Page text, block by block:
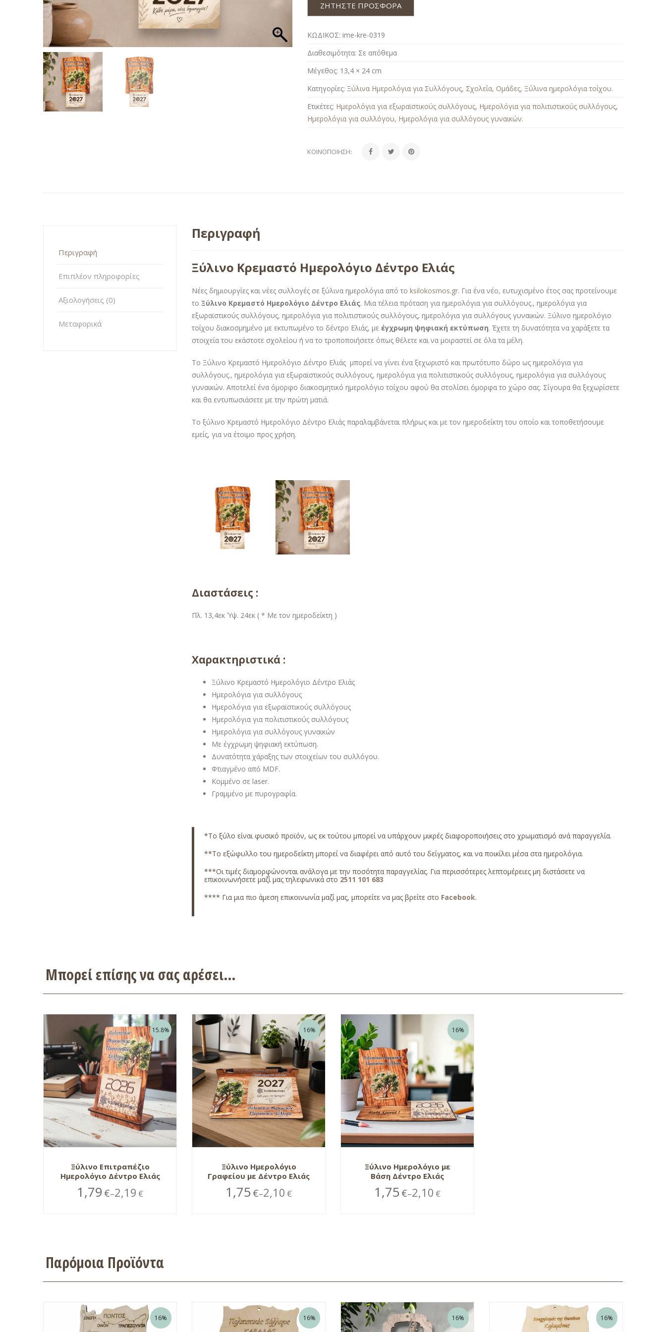
ΖΗΤΗΣΤΕ ΠΡΟΣΦΟΡΑ
ΚΩΔΙΚΟΣ: ime-kre-0319
Διαθεσιμότητα: Σε απόθεμα
Μέγεθος: 13,4 × 24 cm
Κατηγορίες: Ξύλινα Ημερολόγια για Συλλόγους, Σχολεία, Ομάδες, Ξύλινα ημερολόγια τοίχου.
Ετικέτες: Ημερολόγια για εξωραϊστικούς συλλόγους, Ημερολόγια για πολιτιστικούς συλλόγους,
Ημερολόγια για συλλόγου, Ημερολόγια για συλλόγους γυναικών.
ΚΟΙΝΟΠΟΊΗΣΗ:
Περιγραφή
Επιπλέον πληροφορίες
Αξιολογήσεις (0)
Μεταφορικά
Περιγραφή
Ξύλινο Κρεμαστό Ημερολόγιο Δέντρο Ελιάς
Νέες δημιουργίες και νέες συλλογές σε ξύλινα ημερολόγια από το ksilokosmos.gr. Για ένα νέο, ευτυχισμένο έτος σας προτείνουμε
το Ξύλινο Κρεμαστό Ημερολόγιο Δέντρο Ελιάς. Μια τέλεια πρόταση για ημερολόγια για συλλόγους., ημερολόγια για
εξωραϊστικούς συλλόγους, ημερολόγια για πολιτιστικούς συλλόγους, ημερολόγια για συλλόγους γυναικών. Ξύλινο ημερολόγιο
τοίχου διακοσμημένο με εκτυπωμένο το δέντρο Ελιάς, με έγχρωμη ψηφιακή εκτύπωση. Έχετε τη δυνατότητα να χαράξετε τα
στοιχεία του εκάστοτε σχολείου ή να το τροποποιήσετε όπως θέλετε και να μοιραστεί σε όλα τα μέλη.
Το Ξύλινο Κρεμαστό Ημερολόγιο Δέντρο Ελιάς μπορεί να γίνει ένα ξεχωριστό και πρωτότυπο δώρο ως ημερολόγια για
συλλόγους., ημερολόγια για εξωραϊστικούς συλλόγους, ημερολόγια για πολιτιστικούς συλλόγους, ημερολόγια για συλλόγους
γυναικών. Αποτελεί ένα όμορφο διακοσμητικό ημερολόγιο τοίχου αφού θα στολίσει όμορφα το χώρο σας. Σίγουρα θα ξεχωρίσετε
και θα εντυπωσιάσετε με την πρώτη ματιά.
Το ξύλινο Κρεμαστό Ημερολόγιο Δέντρο Ελιάς παραλαμβάνεται πλήρως και με τον ημεροδείκτη του οποίο και τοποθετήσουμε
εμείς, για να έτοιμο προς χρήση.
Διαστάσεις :
Πλ. 13,4εκ Ύψ. 24εκ ( * Με τον ημεροδείκτη )
Χαρακτηριστικά :
Ξύλινο Κρεμαστό Ημερολόγιο Δέντρο Ελιάς
Ημερολόγια για συλλόγους
Ημερολόγια για εξωραϊστικούς συλλόγους
Ημερολόγια για πολιτιστικούς συλλόγους
Ημερολόγια για συλλόγους γυναικών
Με έγχρωμη ψηφιακή εκτύπωση.
Δυνατότητα χάραξης των στοιχείων του συλλόγου.
Φτιαγμένο από MDF.
Κομμένο σε laser.
Γραμμένο με πυρογραφία.
*Το ξύλο είναι φυσικό προϊόν, ως εκ τούτου μπορεί να υπάρχουν μικρές διαφοροποιήσεις στο χρωματισμό ανά παραγγελία.
**Το εξώφυλλο του ημεροδείκτη μπορεί να διαφέρει από αυτό του δείγματος, και να ποικίλει μέσα στα ημερολόγια.
***Οι τιμές διαμορφώνονται ανάλογα με την ποσότητα παραγγελίας. Για περισσότερες λεπτομέρειες μη διστάσετε να
επικοινωνήσετε μαζί μας τηλεφωνικά στο 2511 101 683
**** Για μια πιο άμεση επικοινωνία μαζί μας, μπορείτε να μας βρείτε στο Facebook.
Μπορεί επίσης να σας αρέσει…
15.8%
Ξύλινο Επιτραπέζιο
Ημερολόγιο Δέντρο Ελιάς
1,79€–2,19 €
16%
Ξύλινο Ημερολόγιο
Γραφείου με Δέντρο Ελιάς
1,75 €–2,10 €
16%
Ξύλινο Ημερολόγιο με
Βάση Δέντρο Ελιάς
1,75 €–2,10 €
Παρόμοια Προϊόντα
16% 16% 16% 16%